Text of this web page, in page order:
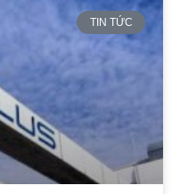
TIN TỨC